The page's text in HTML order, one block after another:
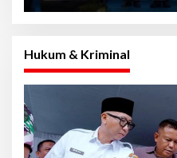
Hukum & Kriminal